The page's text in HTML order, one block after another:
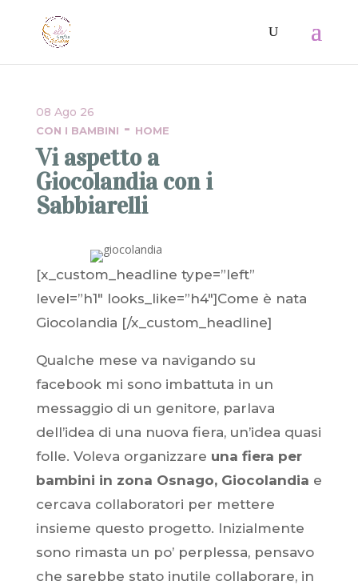
CON I BAMBINI - HOME
08 Ago 26
Vi aspetto a
Giocolandia con i
Sabbiarelli
[x_custom_headline type=”left”
level=”h1″ looks_like=”h4″]Come è nata
Giocolandia [/x_custom_headline]
Qualche mese va navigando su
facebook mi sono imbattuta in un
messaggio di un genitore, parlava
dell’idea di una nuova fiera, un’idea quasi
folle. Voleva organizzare una fiera per
bambini in zona Osnago, Giocolandia e
cercava collaboratori per mettere
insieme questo progetto. Inizialmente
sono rimasta un po’ perplessa, pensavo
che sarebbe stato inutile collaborare, in